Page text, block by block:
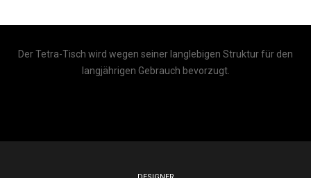
Der Tetra-Tisch wird wegen seiner langlebigen Struktur für den
langjährigen Gebrauch bevorzugt.